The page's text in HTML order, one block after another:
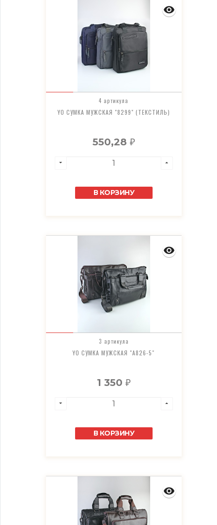
4 артикула
YO СУМКА МУЖСКАЯ "8299" (ТЕКСТИЛЬ)
550,28 ₽
В КОРЗИНУ
3 артикула
YO СУМКА МУЖСКАЯ "A826-5"
1 350 ₽
В КОРЗИНУ